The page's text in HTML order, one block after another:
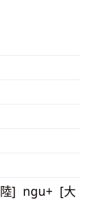
] ngu+ [大